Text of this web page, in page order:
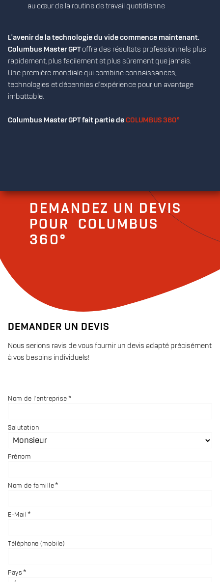
au cœur de la routine de travail quotidienne
L'avenir de la technologie du vide commence maintenant.
Columbus Master GPT offre des résultats professionnels plus
rapidement, plus facilement et plus sûrement que jamais.
Une première mondiale qui combine connaissances,
technologies et décennies d'expérience pour un avantage
imbattable.
Columbus Master GPT fait partie de COLUMBUS 360°
DEMANDEZ UN DEVIS
POUR
COLUMBUS
360°
DEMANDER UN DEVIS
Nous serions ravis de vous fournir un devis adapté précisément
à vos besoins individuels!
Nom de l'entreprise
Salutation
Prénom
Nom de famille
E-Mail
Téléphone (mobile)
Pays